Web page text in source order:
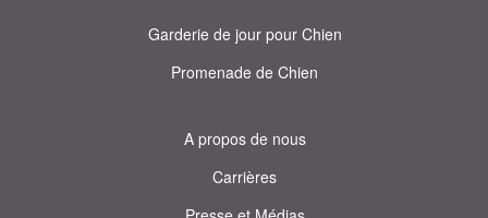
Garderie de jour pour Chien
Promenade de Chien
A propos de nous
Carrières